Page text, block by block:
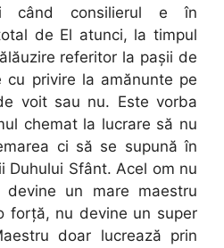
când consilierul e în
de El atunci, la timpul
referitor la paşii de
cu privire la amănunte pe
voit sau nu. Este vorba
chemat la lucrare să nu
ci să se supună în
Duhului Sfânt. Acel om nu
un mare maestru
forţă, nu devine un super
doar lucrează prin